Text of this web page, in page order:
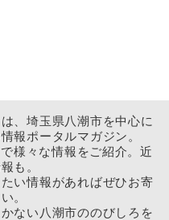
、埼玉県八潮市を中心に
報ポータルマガジン。
様々な情報をご紹介。近
も。
い情報があればぜひお寄
。
ない八潮市ののびしろを